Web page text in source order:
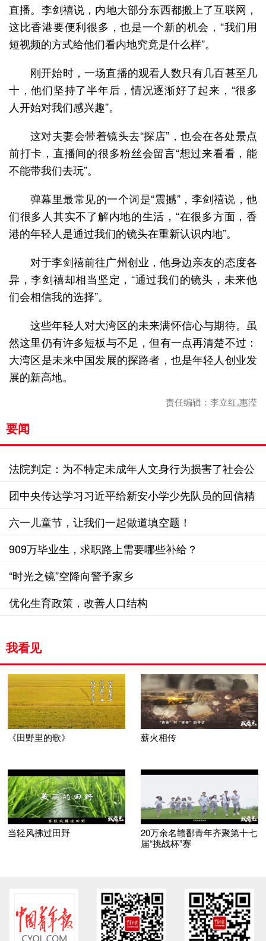
直播。李剑禧说，内地大部分东西都搬上了互联网，
这比香港要便利很多，也是一个新的机会，“我们用
短视频的方式给他们看内地究竟是什么样”。
刚开始时，一场直播的观看人数只有几百甚至几
十，他们坚持了半年后，情况逐渐好了起来，“很多
人开始对我们感兴趣”。
这对夫妻会带着镜头去“探店”，也会在各处景点
前打卡，直播间的很多粉丝会留言“想过来看看，能
不能带我们去玩”。
弹幕里最常见的一个词是“震撼”，李剑禧说，他
们很多人其实不了解内地的生活，“在很多方面，香
港的年轻人是通过我们的镜头在重新认识内地”。
对于李剑禧前往广州创业，他身边亲友的态度各
异，李剑禧却相当坚定，“通过我们的镜头，未来他
们会相信我的选择”。
这些年轻人对大湾区的未来满怀信心与期待。虽
然这里仍有许多短板与不足，但有一点再清楚不过：
大湾区是未来中国发展的探路者，也是年轻人创业发
展的新高地。
责任编辑：李立红,惠滢
要闻
法院判定：为不特定未成年人文身行为损害了社会公
共利益
团中央传达学习习近平给新安小学少先队员的回信精
神
六一儿童节，让我们一起做道填空题！
909万毕业生，求职路上需要哪些补给？
“时光之镜”空降向警予家乡
优化生育政策，改善人口结构
我看见
《田野里的歌》 薪火相传
当轻风拂过田野
20万余名赣鄱青年齐聚第十七
届“挑战杯”赛